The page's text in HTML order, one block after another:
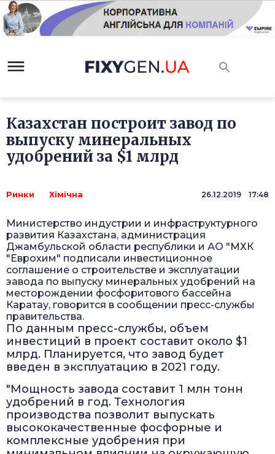
Казахстан построит завод по
выпуску минеральных
удобрений за $1 млрд
Ринки Хімічна 26.12.2019 17:48
Министерство индустрии и инфраструктурного
развития Казахстана, администрация
Джамбульской области республики и АО "МХК
"Еврохим" подписали инвестиционное
соглашение о строительстве и эксплуатации
завода по выпуску минеральных удобрений на
месторождении фосфоритового бассейна
Каратау, говорится в сообщении пресс-службы
правительства.
По данным пресс-службы, объем
инвестиций в проект составит около $1
млрд. Планируется, что завод будет
введен в эксплуатацию в 2021 году.
"Мощность завода составит 1 млн тонн
удобрений в год. Технология
производства позволит выпускать
высококачественные фосфорные и
комплексные удобрения при